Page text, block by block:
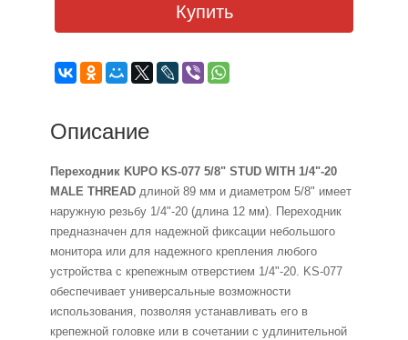
Купить
Описание
Переходник KUPO KS-077 5/8" STUD WITH 1/4"-20
MALE THREAD длиной 89 мм и диаметром 5/8" имеет
наружную резьбу 1/4"-20 (длина 12 мм). Переходник
предназначен для надежной фиксации небольшого
монитора или для надежного крепления любого
устройства с крепежным отверстием 1/4"-20. KS-077
обеспечивает универсальные возможности
использования, позволяя устанавливать его в
крепежной головке или в сочетании с удлинительной